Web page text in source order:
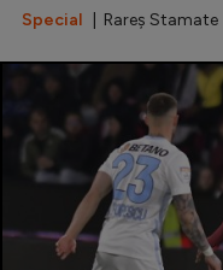
Special | Rareș